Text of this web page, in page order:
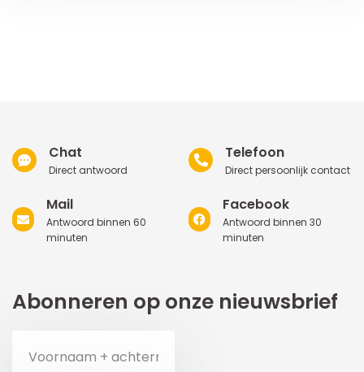
Chat
Direct antwoord
Telefoon
Direct persoonlijk contact
Mail
Antwoord binnen 60
minuten
Facebook
Antwoord binnen 30
minuten
Abonneren op onze nieuwsbrief